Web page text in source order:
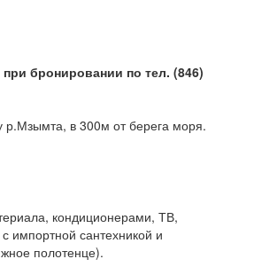
бронировании по тел. (846)
р.Мзымта, в 300м от берега моря.
кондиционерами, ТВ,
импортной сантехникой и
полотенце).